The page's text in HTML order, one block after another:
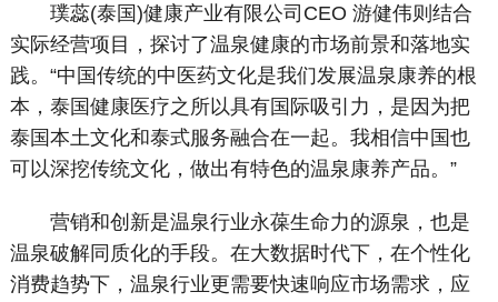
璞蕊(泰国)健康产业有限公司CEO 游健伟则结合
实际经营项目，探讨了温泉健康的市场前景和落地实
践。“中国传统的中医药文化是我们发展温泉康养的根
本，泰国健康医疗之所以具有国际吸引力，是因为把
泰国本土文化和泰式服务融合在一起。我相信中国也
可以深挖传统文化，做出有特色的温泉康养产品。”
营销和创新是温泉行业永葆生命力的源泉，也是
温泉破解同质化的手段。在大数据时代下，在个性化
消费趋势下，温泉行业更需要快速响应市场需求，应